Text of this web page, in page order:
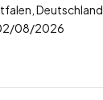
Deutschland
08/2026